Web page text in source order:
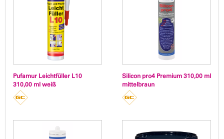
Pufamur Leichtfüller L10
310,00 ml weiß
Silicon pro4 Premium 310,00 ml
mittelbraun